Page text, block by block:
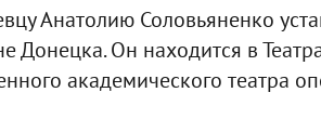
Анатолию Соловьяненко
Донецка. Он находится в
академического театра